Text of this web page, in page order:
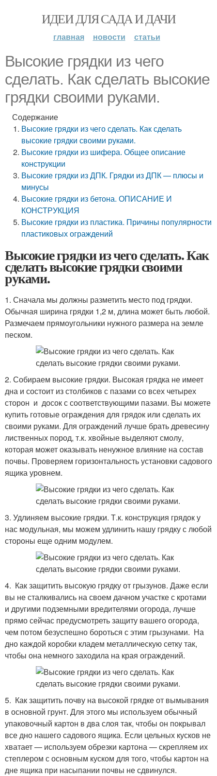
ИДЕИ ДЛЯ САДА И ДАЧИ
главная новости статьи
Высокие грядки из чего
сделать. Как сделать высокие
грядки своими руками.
Содержание
Высокие грядки из чего сделать. Как сделать
высокие грядки своими руками.
Высокие грядки из шифера. Общее описание
конструкции
Высокие грядки из ДПК. Грядки из ДПК — плюсы и
минусы
Высокие грядки из бетона. ОПИСАНИЕ И
КОНСТРУКЦИЯ
Высокие грядки из пластика. Причины популярности
пластиковых ограждений
Высокие грядки из чего сделать. Как
сделать высокие грядки своими
руками.
1. Сначала мы должны разметить место под грядки.
Обычная ширина грядки 1,2 м, длина может быть любой.
Размечаем прямоугольники нужного размера на земле
песком.
2. Собираем высокие грядки. Высокая грядка не имеет
дна и состоит из столбиков с пазами со всех четырех
сторон и досок с соответствующими пазами. Вы можете
купить готовые ограждения для грядок или сделать их
своими руками. Для ограждений лучше брать древесину
лиственных пород, т.к. хвойные выделяют смолу,
которая может оказывать ненужное влияние на состав
почвы. Проверяем горизонтальность установки садового
ящика уровнем.
3. Удлиняем высокие грядки. Т.к. конструкция грядок у
нас модульная, мы можем удлинить нашу грядку с любой
стороны еще одним модулем.
4. Как защитить высокую грядку от грызунов. Даже если
вы не сталкивались на своем дачном участке с кротами
и другими подземными вредителями огорода, лучше
прямо сейчас предусмотреть защиту вашего огорода,
чем потом безуспешно бороться с этим грызунами. На
дно каждой коробки кладем металлическую сетку так,
чтобы она немного заходила на края ограждений.
5. Как защитить почву на высокой грядке от вымывания
в основной грунт. Для этого мы используем обычный
упаковочный картон в два слоя так, чтобы он покрывал
все дно нашего садового ящика. Если цельных кусков не
хватает — используем обрезки картона — скрепляем их
степлером с основным куском для того, чтобы картон на
дне ящика при насыпании почвы не сдвинулся.